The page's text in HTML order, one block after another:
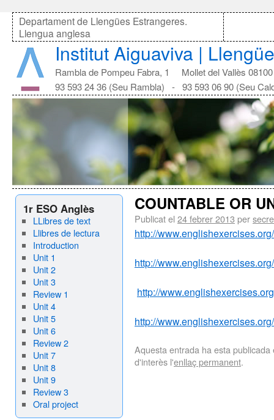
Departament de Llengües Estrangeres.
Llengua anglesa
Institut Aiguaviva |
Rambla de Pompeu Fabra, 1 Mollet del Vallès 08100
93 593 24 36 (Seu Rambla) - 93 593 06 90 (Seu
1r ESO Anglès
LLibres de text
Llibres de lectura
Introduction
Unit 1
Unit 2
Unit 3
Review 1
Unit 4
Unit 5
Unit 6
Review 2
Unit 7
Unit 8
Unit 9
Review 3
Oral project
COUNTABLE OR
Publicat el 24 febrer 2013 per
http://
http://
http://
http://
Aquesta entrada ha esta
d'interès l'enllaç permanent.